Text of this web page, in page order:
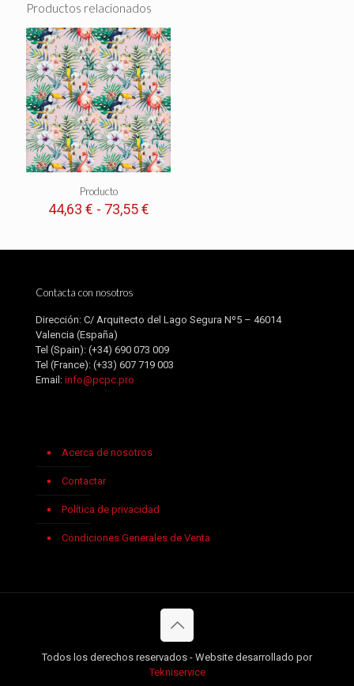
Productos relacionados
Producto
44,63 € - 73,55€Rango
desde
Contacta con nosotros
Dirección: C/ Arquitecto del Lago Segura Nº5 – 46014
Valencia (España)
Tel (Spain): (+34) 690 073 009
Tel (France): (+33) 607 719 003
Email: info@pcpc.pro
Acerca de nosotros
Contactar
Política de privacidad
Condiciones Generales de Venta
Todos los derechos reservados - Website desarrollado por
Tekniservice